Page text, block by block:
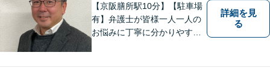
【京阪膳所駅10分】【駐車場
有】弁護士が皆様一人一人の
お悩みに丁寧に分かりやすく
詳細を見
る